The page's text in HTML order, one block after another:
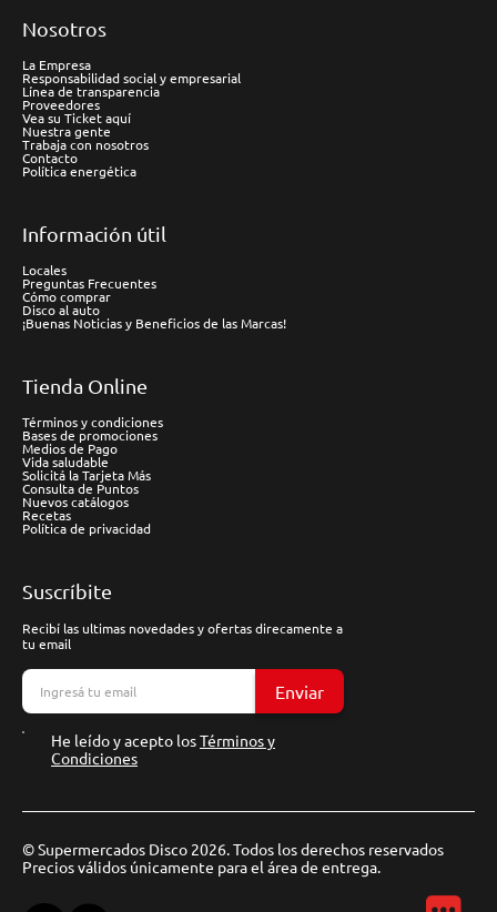
Nosotros
La Empresa
Responsabilidad social y empresarial
Línea de transparencia
Proveedores
Vea su Ticket aquí
Nuestra gente
Trabaja con nosotros
Contacto
Política energética
Información útil
Locales
Preguntas Frecuentes
Cómo comprar
Disco al auto
¡Buenas Noticias y Beneficios de las Marcas!
Tienda Online
Términos y condiciones
Bases de promociones
Medios de Pago
Vida saludable
Solicitá la Tarjeta Más
Consulta de Puntos
Nuevos catálogos
Recetas
Política de privacidad
Suscríbite
Recibí las ultimas novedades y ofertas direcamente a
tu email
Enviar
He leído y acepto losTérminos y
Condiciones
© Supermercados Disco 2026. Todos los derechos reservados
Precios válidos únicamente para el área de entrega.